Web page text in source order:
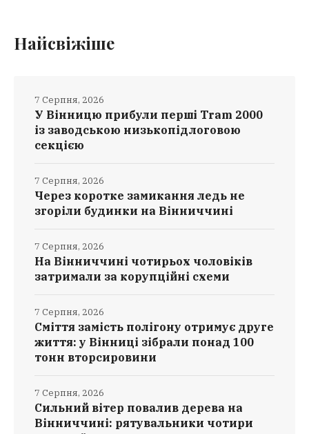
Найсвіжіше
У Вінницю прибули перші Tram 2000
із заводською низькопідлоговою
секцією
7 Серпня, 2026
Через коротке замикання ледь не
згоріли будинки на Вінниччині
7 Серпня, 2026
На Вінниччині чотирьох чоловіків
затримали за корупційні схеми
7 Серпня, 2026
Сміття замість полігону отримує друге
життя: у Вінниці зібрали понад 100
тонн вторсировини
7 Серпня, 2026
Сильний вітер повалив дерева на
Вінниччині: рятувальники чотири
7 Серпня, 2026